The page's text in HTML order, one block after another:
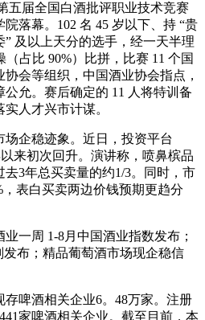
届全国白酒批评职业技术竞赛
落幕。102 名 45 岁以下、持 “贵
及以上天分的选手，经一天半理
占比 90%）比拼，比赛 11 个国
会等组织，中国酒业协会指点，
允。赛后确定的 11 人将特训备
人才兴市计谋。
企稳迹象。近日，投资平台
来初次回升。演讲称，喷鼻槟品
3年总买卖量的约1/3。同时，市
表白买卖两边价钱预期更趋分
周 1-8月中国酒业指数发布；
布；精品葡萄酒市场现企稳信
啤酒相关企业6。48万家。注册
家啤酒相关企业。截至目前，本